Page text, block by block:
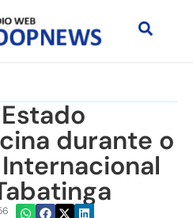
durante o